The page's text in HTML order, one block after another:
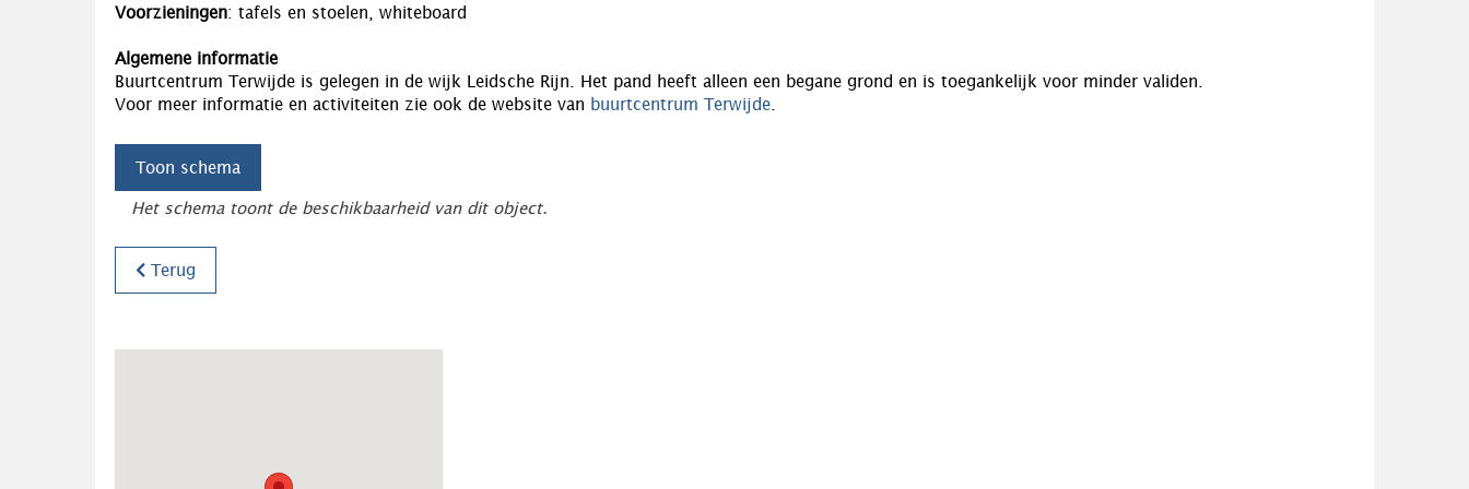
Voorzieningen: tafels en stoelen, whiteboard
Algemene informatie
Buurtcentrum Terwijde is gelegen in de wijk Leidsche Rijn. Het pand heeft alleen een begane grond en is toegankelijk voor minder validen.
Voor meer informatie en activiteiten zie ook de website van buurtcentrum Terwijde
Toon schema
Het schema toont de beschikbaarheid van dit object.
Terug